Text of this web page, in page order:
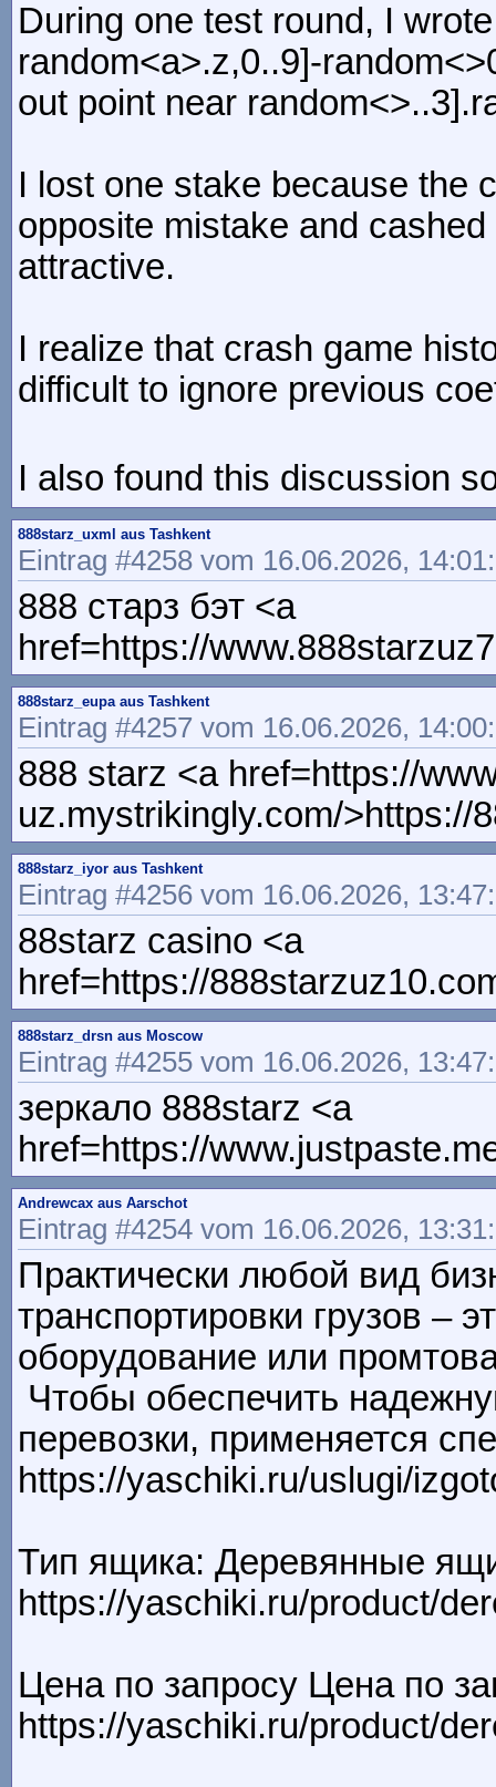
During one test round, I
random<a>.z,0..9]-
out point near
I lost one stake because the
opposite mistake and
attractive.
I realize that crash game
difficult to ignore previous
I also found this discussion
888starz_uxml aus Tashkent
Eintrag #4258 vom 16.06.2026,
888 старз бэт <a
href=https://
888starz_eupa aus Tashkent
Eintrag #4257 vom 16.06.2026,
888 starz <a href=https://
uz.mystrikingly.com/>https://
888starz_iyor aus Tashkent
Eintrag #4256 vom 16.06.2026,
88starz casino <a
href=https://
888starz_drsn aus Moscow
Eintrag #4255 vom 16.06.2026,
зеркало 888starz <a
href=https://
Andrewcax aus Aarschot
Eintrag #4254 vom 16.06.2026,
Практически любой вид
транспортировки грузов –
оборудование или
Чтобы обеспечить
перевозки, применяется
https://yaschiki.ru/uslugi/
Тип ящика: Деревянные
https://yaschiki.ru/product/
Цена по запросу Цена по
https://yaschiki.ru/product/